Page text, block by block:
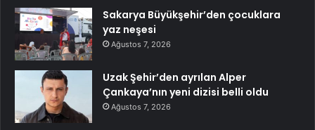
Sakarya Büyükşehir’den çocuklara
yaz neşesi
Ağustos 7, 2026
Uzak Şehir’den ayrılan Alper
Çankaya’nın yeni dizisi belli oldu
Ağustos 7, 2026